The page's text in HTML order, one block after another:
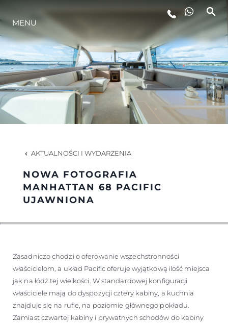
INNOWACJA
PRZEDSIĘBIORSTWO
ITALY ADVENTURES
MENU
AKTUALNOŚCI I WYDARZENIA
NOWA FOTOGRAFIA
MANHATTAN 68 PACIFIC
UJAWNIONA
Zasadniczo chodzi o oferowanie wszechstronności
właścicielom, a układ Pacific oferuje wyjątkową ilość miejsca
jak na łódź tej wielkości. W standardowej konfiguracji
właściciele mają do dyspozycji cztery kabiny, a kuchnia
znajduje się na rufie, na poziomie głównego pokładu.
Zamiast czwartej kabiny i prywatnych schodów do kabiny